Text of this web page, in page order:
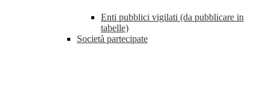
Enti pubblici vigilati (da pubblicare in
tabelle)
Società partecipate